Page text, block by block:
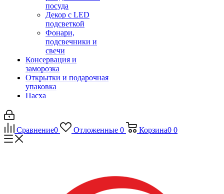
посуда
Декор с LED
подсветкой
Фонари,
подсвечники и
свечи
Консервация и
заморозка
Открытки и подарочная
упаковка
Пасха
Сравнение0 Отложенные 0 Корзина0 0